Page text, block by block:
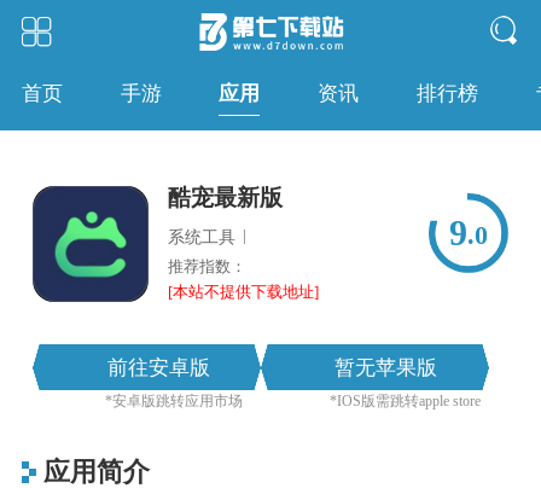
首页 手游 应用 资讯 排行榜
酷宠最新版
系统工具 |
推荐指数：
[本站不提供下载地址]
9.0
前往安卓版 暂无苹果版
*安卓版跳转应用市场 *IOS版需跳转apple store
应用简介